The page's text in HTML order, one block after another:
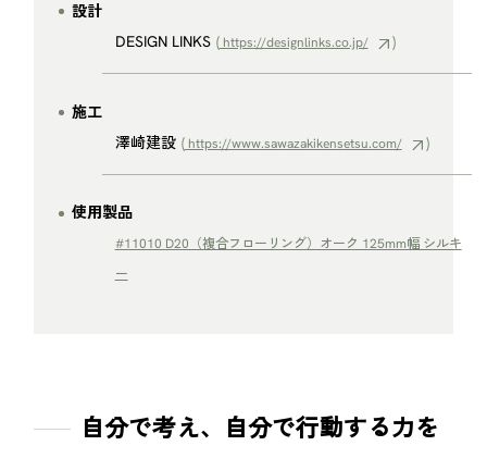
設計
DESIGN LINKS (https://designlinks.co.jp/ )
施工
澤崎建設 (https://www.sawazakikensetsu.com/ )
使用製品
#11010 D20（複合フローリング）オーク 125mm幅 シルキ
ー
自分で考え、自分で行動する力を